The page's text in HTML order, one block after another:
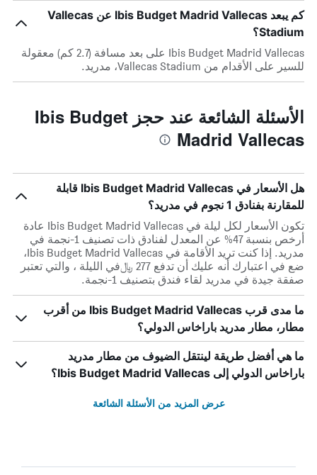
كم يبعد Ibis Budget Madrid Vallecas عن Vallecas
Stadium؟
Ibis Budget Madrid Vallecas على بعد مسافة (2.7 كم) معقولة
للسير على الأقدام من Vallecas Stadium، مدريد.
الأسئلة الشائعة عند حجز Ibis Budget
Madrid Vallecas
هل الأسعار في Ibis Budget Madrid Vallecas قابلة
للمقارنة بفنادق 1 نجوم في مدريد؟
تكون الأسعار لكل ليلة في Ibis Budget Madrid Vallecas عادة
أرخص بنسبة 47% عن المعدل لفنادق ذات تصنيف 1-نجمة في
مدريد. إذا كنت تريد الأقامة في Ibis Budget Madrid Vallecas،
ضع في اعتبارك أنه عليك أن تدفع 277 ﷼في الليلة ، والتي تعتبر
صفقة جيدة في مدريد لقاء فندق بتصنيف 1-نجمة.
ما مدى قرب Ibis Budget Madrid Vallecas من أقرب
مطار، مطار مدريد باراخاس الدولي؟
ما هي أفضل طريقة لينتقل الضيوف من مطار مدريد
باراخاس الدولي إلى Ibis Budget Madrid Vallecas؟
عرض المزيد من الأسئلة الشائعة